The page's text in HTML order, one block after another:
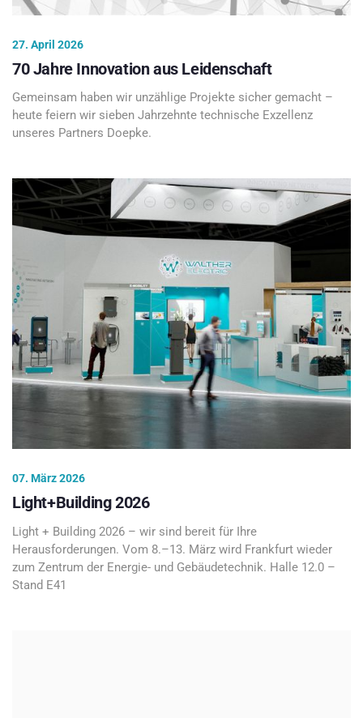
27. April 2026
70 Jahre Innovation aus Leidenschaft
Gemeinsam haben wir unzählige Projekte sicher gemacht –
heute feiern wir sieben Jahrzehnte technische Exzellenz
unseres Partners Doepke.
07. März 2026
Light+Building 2026
Light + Building 2026 – wir sind bereit für Ihre
Herausforderungen. Vom 8.–13. März wird Frankfurt wieder
zum Zentrum der Energie- und Gebäudetechnik. Halle 12.0 –
Stand E41